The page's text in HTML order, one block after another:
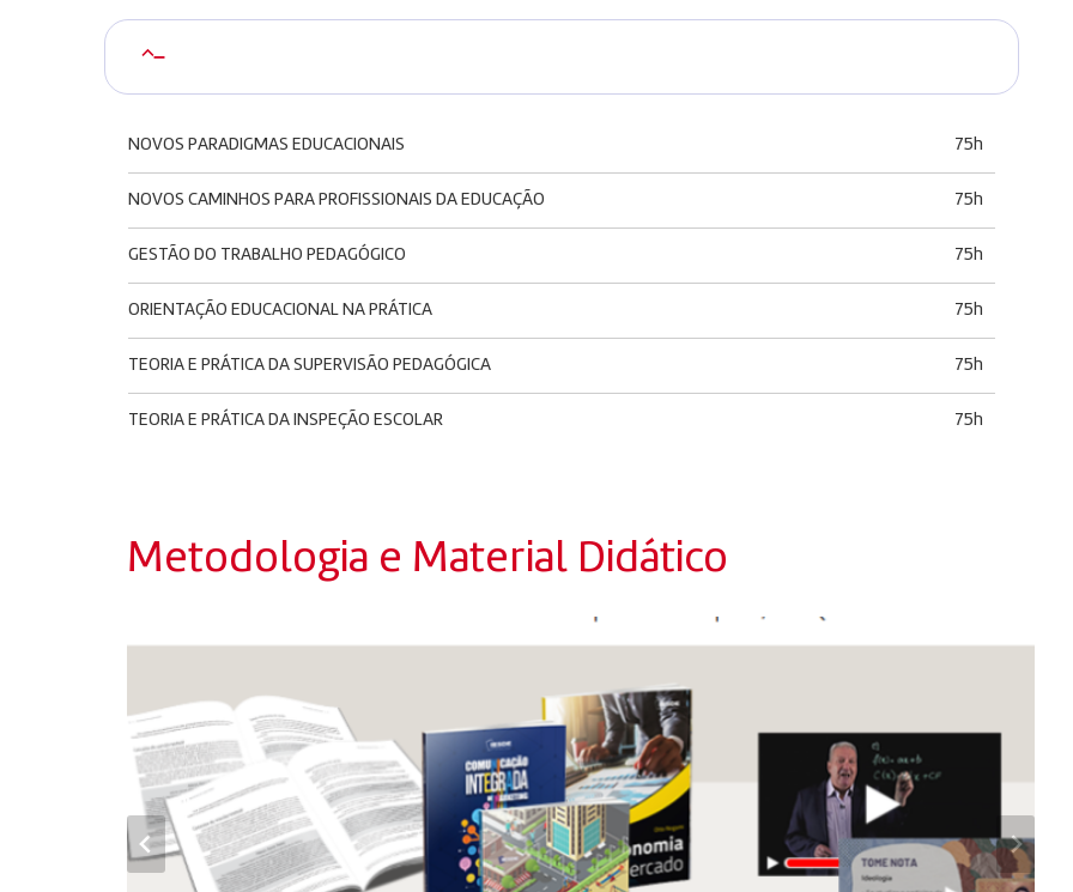
–
NOVOS PARADIGMAS EDUCACIONAIS 75h
NOVOS CAMINHOS PARA PROFISSIONAIS DA EDUCAÇÃO 75h
GESTÃO DO TRABALHO PEDAGÓGICO 75h
ORIENTAÇÃO EDUCACIONAL NA PRÁTICA 75h
TEORIA E PRÁTICA DA SUPERVISÃO PEDAGÓGICA 75h
TEORIA E PRÁTICA DA INSPEÇÃO ESCOLAR 75h
Metodologia e Material Didático